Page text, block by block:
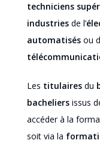
techniciens
industries de l’
automatisés ou
Les titulaires du
bacheliers issus
accéder à la
soit via la